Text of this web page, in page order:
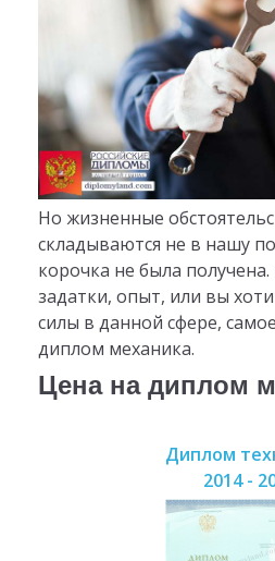
Но жизненные
складываются не в нашу
корочка не была
задатки, опыт, или вы
силы в данной сфере,
диплом механика.
Цена на диплом
Диплом
2014 -